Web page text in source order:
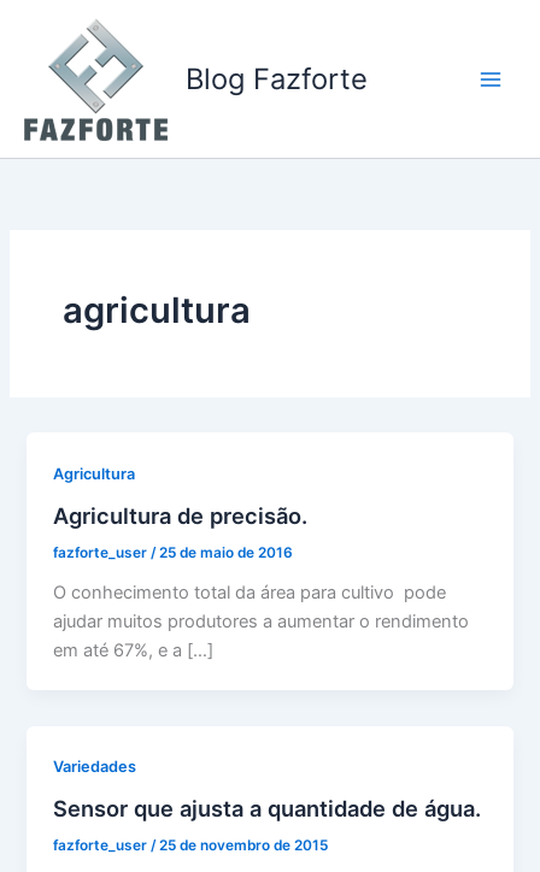
conteúdo
Blog Fazforte
agricultura
Agricultura
Agricultura de precisão.
fazforte_user /25 de maio de 2016
O conhecimento total da área para cultivo pode
ajudar muitos produtores a aumentar o rendimento
em até 67%, e a […]
Variedades
Sensor que ajusta a quantidade de água.
fazforte_user/25 de novembro de 2015